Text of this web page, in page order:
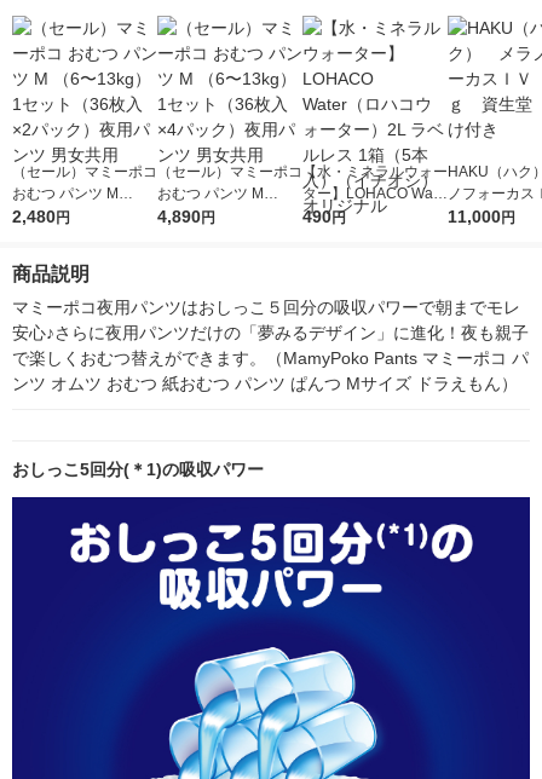
（セール）マミーポコ
おむつ パンツ M
（6〜13kg） 1セット
2,480円
（セール）マミーポコ
おむつ パンツ M
（6〜13kg） 1セット
4,890円
【水・ミネラルウォー
ター】LOHACO Wate
r（ロハコウォータ
490円
HAKU（ハ
ノフォーカ
5ｇ 資生堂
11,000円
商品説明
マミーポコ夜用パンツはおしっこ５回分の吸収パワーで朝までモレ
安心♪さらに夜用パンツだけの「夢みるデザイン」に進化！夜も親子
で楽しくおむつ替えができます。（MamyPoko Pants マミーポコ パ
ンツ オムツ おむつ 紙おむつ パンツ ぱんつ Mサイズ ドラえもん）
おしっこ5回分(＊1)の吸収パワー